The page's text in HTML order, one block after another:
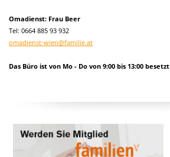
Omadienst: Frau Beer
Tel: 0664 885 93 932
omadienst-wien@familie.at
Das Büro ist von Mo - Do von 9:00 bis 13:00 besetzt